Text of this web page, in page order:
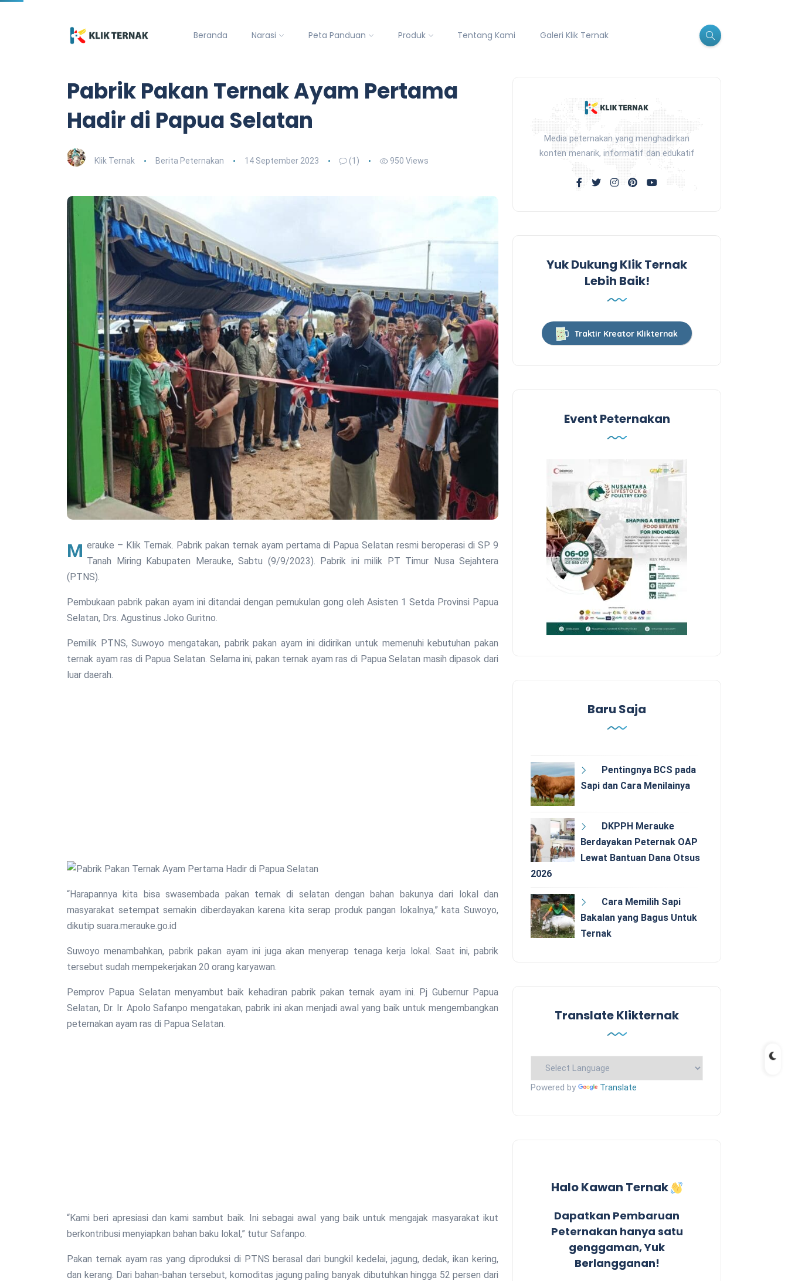
Beranda Narasi Peta Panduan Produk Tentang Kami Galeri Klik Ternak
Pabrik Pakan Ternak Ayam Pertama
Hadir di Papua Selatan
Klik Ternak Berita Peternakan 14 September 2023 (1) 950 Views
Merauke – Klik Ternak. Pabrik pakan ternak ayam pertama di Papua Selatan resmi beroperasi di SP 9 Tanah Miring Kabupaten Merauke, Sabtu (9/9/2023). Pabrik ini milik PT Timur Nusa Sejahtera
(PTNS).
Pembukaan pabrik pakan ayam ini ditandai dengan pemukulan gong oleh Asisten 1 Setda Provinsi Papua
Selatan, Drs. Agustinus Joko Guritno.
Pemilik PTNS, Suwoyo mengatakan, pabrik pakan ayam ini didirikan untuk memenuhi kebutuhan pakan
ternak ayam ras di Papua Selatan. Selama ini, pakan ternak ayam ras di Papua Selatan masih dipasok dari
luar daerah.
“Harapannya kita bisa swasembada pakan ternak di selatan dengan bahan bakunya dari lokal dan
masyarakat setempat semakin diberdayakan karena kita serap produk pangan lokalnya,” kata Suwoyo,
dikutip suara.merauke.go.id
Suwoyo menambahkan, pabrik pakan ayam ini juga akan menyerap tenaga kerja lokal. Saat ini, pabrik
tersebut sudah mempekerjakan 20 orang karyawan.
Pemprov Papua Selatan menyambut baik kehadiran pabrik pakan ternak ayam ini. Pj Gubernur Papua
Selatan, Dr. Ir. Apolo Safanpo mengatakan, pabrik ini akan menjadi awal yang baik untuk mengembangkan
peternakan ayam ras di Papua Selatan.
“Kami beri apresiasi dan kami sambut baik. Ini sebagai awal yang baik untuk mengajak masyarakat ikut
berkontribusi menyiapkan bahan baku lokal,” tutur Safanpo.
Pakan ternak ayam ras yang diproduksi di PTNS berasal dari bungkil kedelai, jagung, dedak, ikan kering,
dan kerang. Dari bahan-bahan tersebut, komoditas jagung paling banyak dibutuhkan hingga 52 persen dari
Media peternakan yang menghadirkan
konten menarik, informatif dan edukatif
Yuk Dukung Klik Ternak
Lebih Baik!
Traktir Kreator Klikternak
Event Peternakan
Baru Saja
Pentingnya BCS pada
Sapi dan Cara Menilainya
DKPPH Merauke
Berdayakan Peternak OAP
Lewat Bantuan Dana Otsus
2026
Cara Memilih Sapi
Bakalan yang Bagus Untuk
Ternak
Translate Klikternak
Powered by Translate
Halo Kawan Ternak
Dapatkan Pembaruan
Peternakan hanya satu
genggaman, Yuk
Berlangganan!